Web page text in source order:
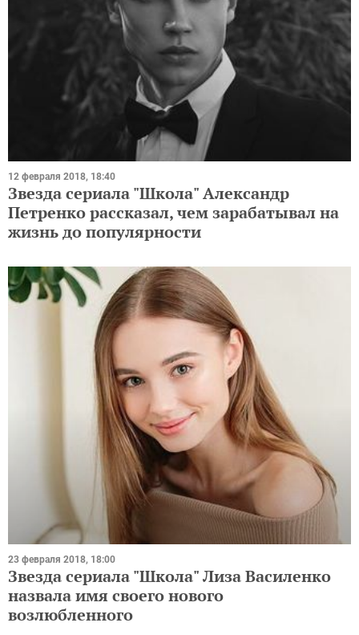
12 февраля 2018, 18:40
Звезда сериала "Школа" Александр
Петренко рассказал, чем зарабатывал на
жизнь до популярности
23 февраля 2018, 18:00
Звезда сериала "Школа" Лиза Василенко
назвала имя своего нового
возлюбленного